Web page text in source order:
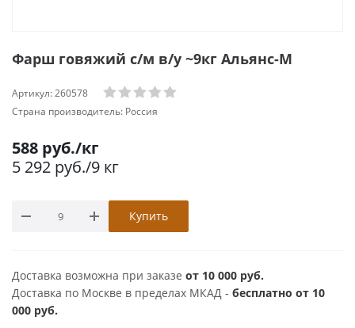
Фарш говяжий с/м в/у ~9кг Альянс-М
Артикул:260578
Страна производитель: Россия
588 руб./кг
5 292 руб./9 кг
Купить
Доставка возможна при заказе от 10 000 руб.
Доставка по Москве в пределах МКАД - бесплатно от 10
000 руб.